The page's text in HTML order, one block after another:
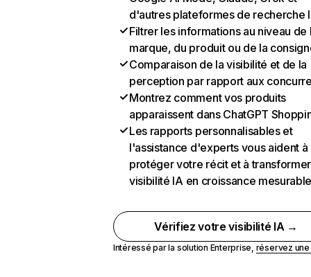
d'autres plateformes de recherche
Filtrer les informations au niveau de
marque, du produit ou de la
Comparaison de la visibilité et de la
perception par rapport aux
Montrez comment vos produits
apparaissent dans ChatGPT
Les rapports personnalisables et
l'assistance d'experts vous aident à
protéger votre récit et à
visibilité IA en croissance
Vérifiez votre visibilité IA →
Intéressé par la solution Enterprise, réservez